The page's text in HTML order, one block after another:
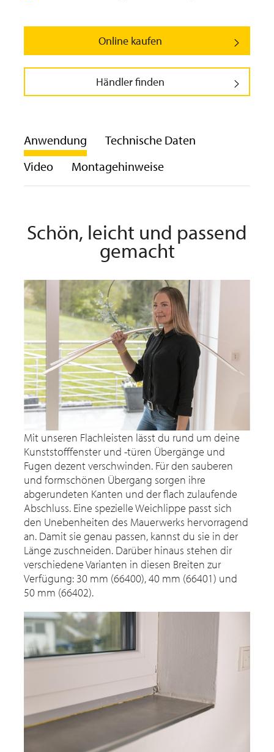
Online kaufen
Händler finden
Anwendung
Technische Daten
Video
Montagehinweise
Schön, leicht und passend
gemacht
Mit unseren Flachleisten lässt du rund um deine
Kunststofffenster und -türen Übergänge und
Fugen dezent verschwinden. Für den sauberen
und formschönen Übergang sorgen ihre
abgerundeten Kanten und der flach zulaufende
Abschluss. Eine spezielle Weichlippe passt sich
den Unebenheiten des Mauerwerks hervorragend
an. Damit sie genau passen, kannst du sie in der
Länge zuschneiden. Darüber hinaus stehen dir
verschiedene Varianten in diesen Breiten zur
Verfügung: 30 mm (66400), 40 mm (66401) und
50 mm (66402).